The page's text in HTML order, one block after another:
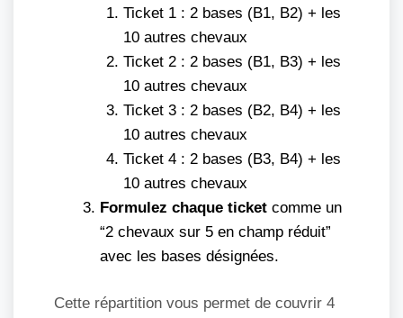
Ticket 1 : 2 bases (B1, B2) + les
10 autres chevaux
Ticket 2 : 2 bases (B1, B3) + les
10 autres chevaux
Ticket 3 : 2 bases (B2, B4) + les
10 autres chevaux
Ticket 4 : 2 bases (B3, B4) + les
10 autres chevaux
Formulez chaque ticket comme un
“2 chevaux sur 5 en champ réduit”
avec les bases désignées.
Cette répartition vous permet de couvrir 4